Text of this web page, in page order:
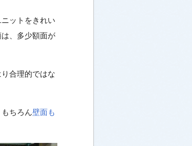
ットをきれい
、多少額面が
合理的ではな
ちろん壁面も